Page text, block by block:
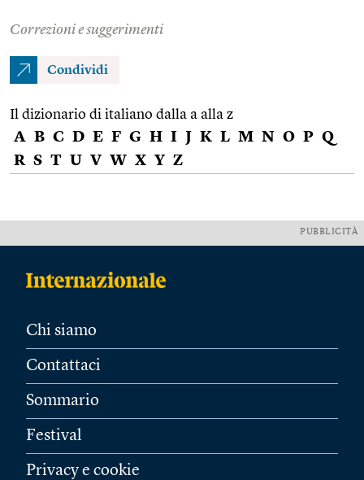
Correzioni e suggerimenti
Condividi
Il dizionario di italiano dalla a alla z
A B C D E F G H I J K L M N O P Q
R S T U V W X Y Z
PUBBLICITÀ
Chi siamo
Contattaci
Sommario
Festival
Privacy e cookie